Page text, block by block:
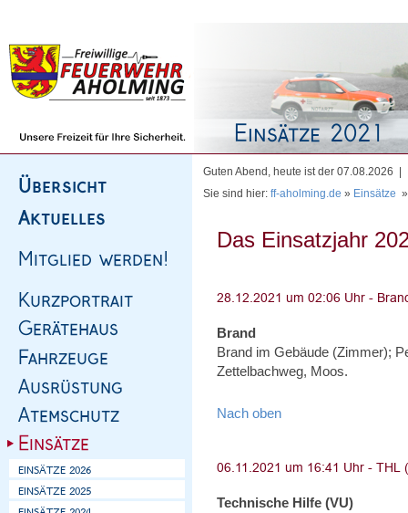
Guten Abend, heute ist der 07.08.2026 |
Sie sind hier: ff-aholming.de » Einsätze
Das Einsatzjahr
Brand
Brand im Gebäude (Zimmer);
Zettelbachweg, Moos.
Nach oben
Technische Hilfe (VU)